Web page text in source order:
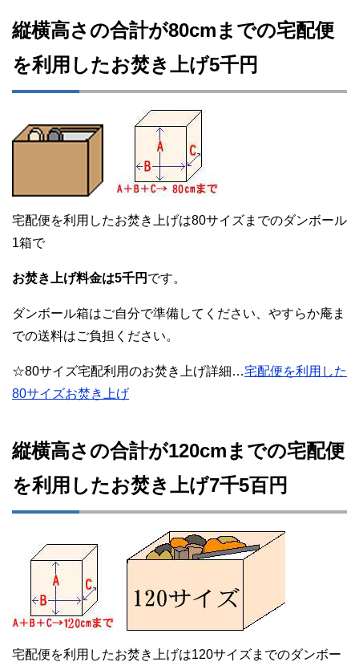
縦横高さの合計が80cmまでの宅配便
を利用したお焚き上げ5千円
宅配便を利用したお焚き上げは80サイズまでのダンボール
1箱で
お焚き上げ料金は5千円 です。
ダンボール箱はご自分で準備してください、やすらか庵ま
での送料はご負担ください。
☆80サイズ宅配利用のお焚き上げ詳細…宅配便を利用した
80サイズお焚き上げ
縦横高さの合計が120cmまでの宅配便
を利用したお焚き上げ7千5百円
宅配便を利用したお焚き上げは120サイズまでのダンボー